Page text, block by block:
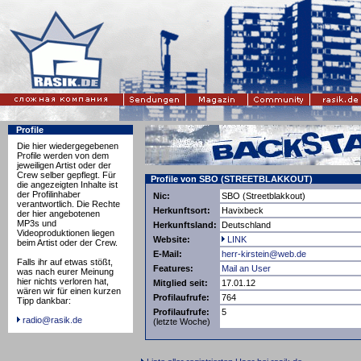
Profile
Die hier wiedergegebenen
Profile werden von dem
jeweiligen Artist oder der
Crew selber gepflegt. Für
die angezeigten Inhalte ist
der Profilinhaber
verantwortlich. Die Rechte
der hier angebotenen
MP3s und
Videoproduktionen liegen
beim Artist oder der Crew.
Falls ihr auf etwas stößt,
was nach eurer Meinung
hier nichts verloren hat,
wären wir für einen kurzen
Tipp dankbar:
radio@rasik.de
Profile von SBO (STREETBLAKKOUT)
Nic:
SBO (Streetblakkout)
Herkunftsort:
Havixbeck
Herkunftsland: Deutschland
Website:
LINK
E-Mail:
herr-kirstein@web.de
Features:
Mail an User
Mitglied seit:
17.01.12
Profilaufrufe:
764
Profilaufrufe:
(letzte Woche)
5